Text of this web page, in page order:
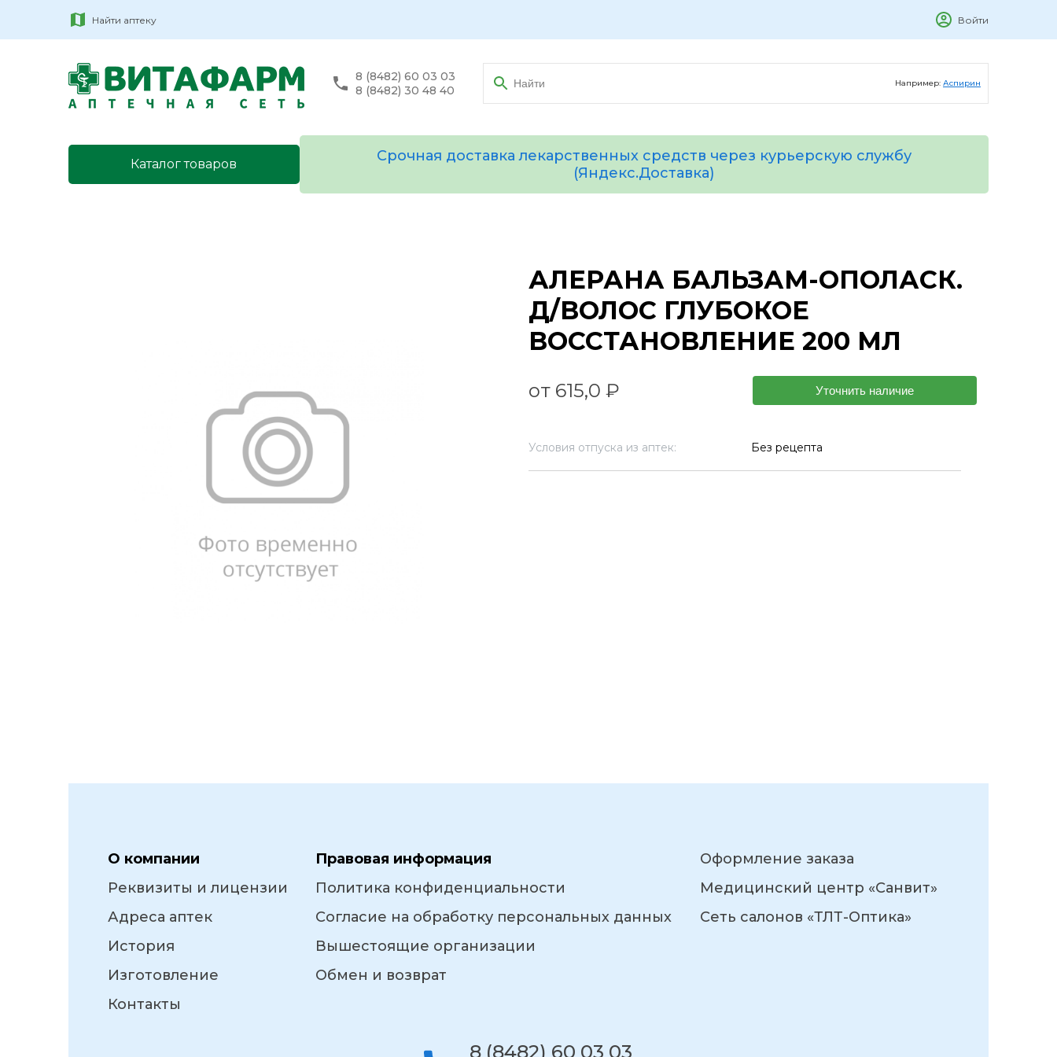
Найти аптеку Войти
8 (8482) 60 03 03
8 (8482) 30 48 40
Например: Аспирин
Каталог товаров
Срочная доставка лекарственных средств через курьерскую службу
(Яндекс.Доставка)
АЛЕРАНА БАЛЬЗАМ-ОПОЛАСК.
Д/ВОЛОС ГЛУБОКОЕ
ВОССТАНОВЛЕНИЕ 200 МЛ
от 615,0 ₽ Уточнить наличие
Условия отпуска из аптек: Без рецепта
О компании
Реквизиты и лицензии
Адреса аптек
История
Изготовление
Контакты
Правовая информация
Политика конфиденциальности
Согласие на обработку персональных данных
Вышестоящие организации
Обмен и возврат
Оформление заказа
Медицинский центр «Санвит»
Сеть салонов «ТЛТ-Оптика»
8 (8482) 60 03 03